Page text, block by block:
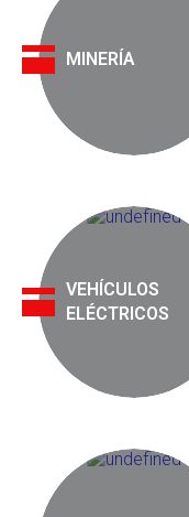
MINERÍA
VEHÍCULOS
ELÉCTRICOS